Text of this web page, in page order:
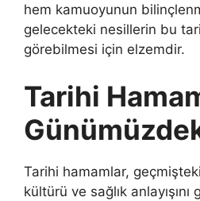
hem kamuoyunun
gelecekteki nesillerin bu
görebilmesi için elzemdir.
Tarihi
Tarihi hamamlar,
kültürü ve sağlık anlayışını